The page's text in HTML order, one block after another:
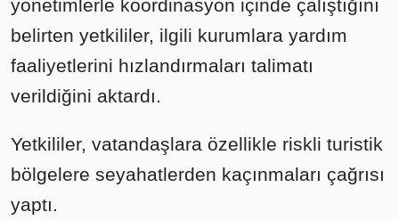
yönetimlerle koordinasyon içinde çalıştığını
belirten yetkililer, ilgili kurumlara yardım
faaliyetlerini hızlandırmaları talimatı
verildiğini aktardı.
Yetkililer, vatandaşlara özellikle riskli turistik
bölgelere seyahatlerden kaçınmaları çağrısı
yaptı.